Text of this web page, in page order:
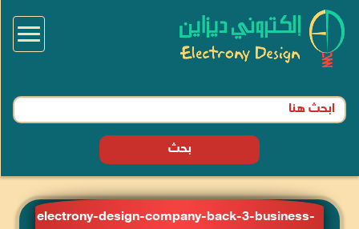
بحث
electrony-design-company-back-3-business-